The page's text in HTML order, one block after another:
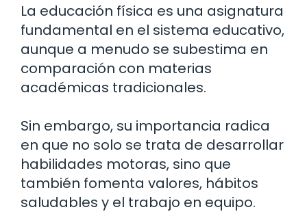
La educación física es una asignatura
fundamental en el sistema educativo,
aunque a menudo se subestima en
comparación con materias
académicas tradicionales.
Sin embargo, su importancia radica
en que no solo se trata de desarrollar
habilidades motoras, sino que
también fomenta valores, hábitos
saludables y el trabajo en equipo.